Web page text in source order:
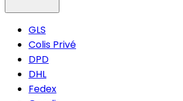
GLS
Colis Privé
DPD
DHL
Fedex